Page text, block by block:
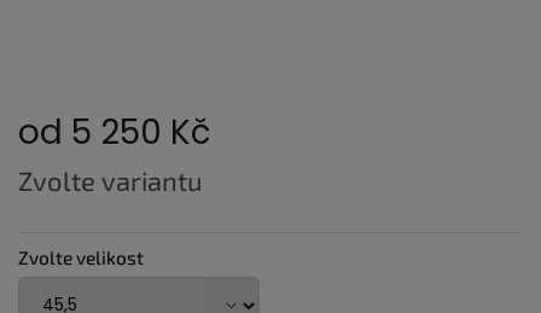
od 5 250 Kč
Měrná
cena:
Zvolte variantu
Zvolte velikost